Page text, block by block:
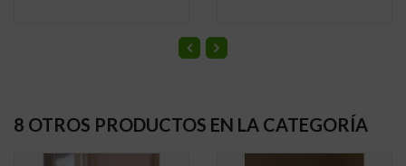
8 OTROS PRODUCTOS EN LA CATEGORÍA